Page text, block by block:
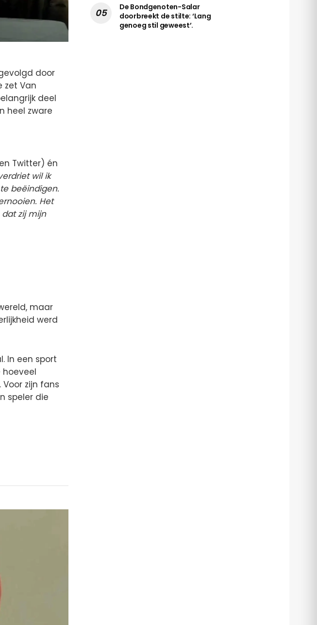
door
zet Van
deel
heel zware
Twitter) én
wil ik
beëindigen.
Het
zij mijn
maar
werd
In een sport
zijn fans
speler die
De Bondgenoten-Salar
doorbreekt de stilte: ‘Lang
genoeg stil geweest’.